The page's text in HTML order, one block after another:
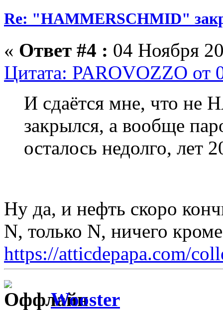
Re: "HAMMERSCHMID"
« Ответ #4 : 04 Ноября
Цитата: PAROVOZZO от
И сдаётся мне, что не
закрылся, а вообще
осталось недолго, лет
Ну да, и нефть скоро
N, только N, ничего
https://atticdepapa.com/
Wooster